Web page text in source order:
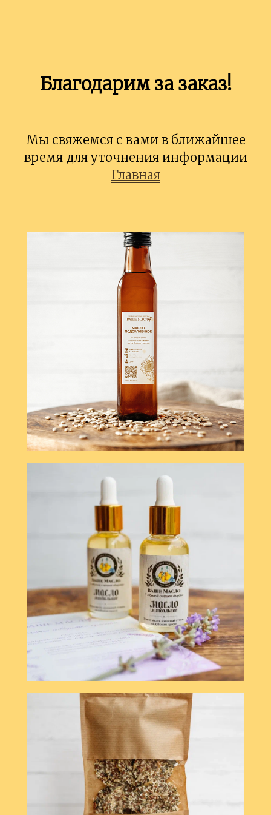
Благодарим за заказ!
Мы свяжемся с вами в ближайшее
время для уточнения информации
Главная